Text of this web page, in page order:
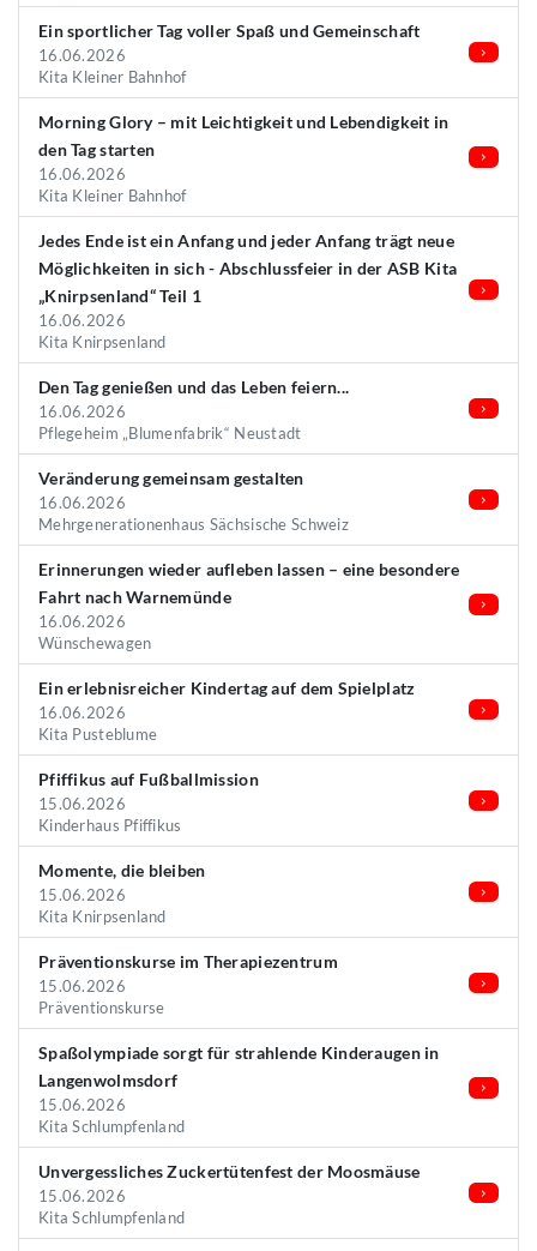
Ein sportlicher Tag voller Spaß und Gemeinschaft
16.06.2026
Kita Kleiner Bahnhof
Morning Glory – mit Leichtigkeit und Lebendigkeit in
den Tag starten
16.06.2026
Kita Kleiner Bahnhof
Jedes Ende ist ein Anfang und jeder Anfang trägt neue
Möglichkeiten in sich - Abschlussfeier in der ASB Kita
„Knirpsenland“ Teil 1
16.06.2026
Kita Knirpsenland
Den Tag genießen und das Leben feiern...
16.06.2026
Pflegeheim „Blumenfabrik“ Neustadt
Veränderung gemeinsam gestalten
16.06.2026
Mehrgenerationenhaus Sächsische Schweiz
Erinnerungen wieder aufleben lassen – eine besondere
Fahrt nach Warnemünde
16.06.2026
Wünschewagen
Ein erlebnisreicher Kindertag auf dem Spielplatz
16.06.2026
Kita Pusteblume
Pfiffikus auf Fußballmission
15.06.2026
Kinderhaus Pfiffikus
Momente, die bleiben
15.06.2026
Kita Knirpsenland
Präventionskurse im Therapiezentrum
15.06.2026
Präventionskurse
Spaßolympiade sorgt für strahlende Kinderaugen in
Langenwolmsdorf
15.06.2026
Kita Schlumpfenland
Unvergessliches Zuckertütenfest der Moosmäuse
15.06.2026
Kita Schlumpfenland